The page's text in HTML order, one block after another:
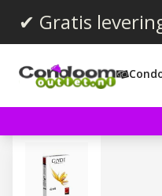
✔ Gratis